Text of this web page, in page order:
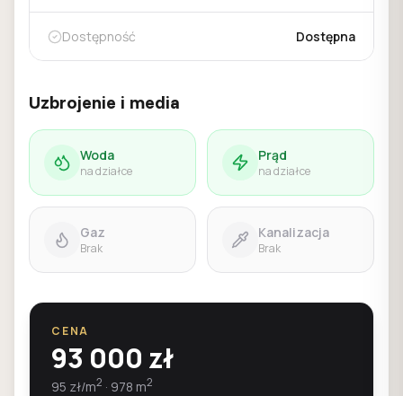
Dostępność Dostępna
Uzbrojenie i media
Woda
na działce
Prąd
na działce
Gaz
Brak
Kanalizacja
Brak
CENA
93 000 zł
95 zł/m2 · 978 m2